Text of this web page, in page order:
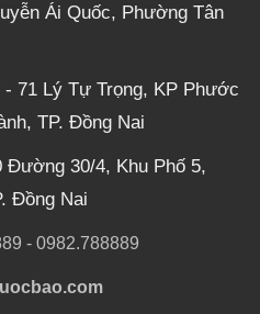
Ái Quốc, Phường Tân
- 71 Lý Tự Trọng, KP Phước
TP. Đồng Nai
Đường 30/4, Khu Phố 5,
Đồng Nai
- 0982.788889